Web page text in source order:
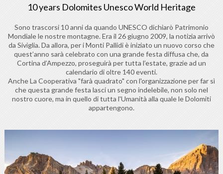
10 years Dolomites Unesco World Heritage
Sono trascorsi 10 anni da quando UNESCO dichiarò Patrimonio
Mondiale le nostre montagne. Era il 26 giugno 2009, la notizia arrivò
da Siviglia. Da allora, per i Monti Pallidi è iniziato un nuovo corso che
quest’anno sarà celebrato con una grande festa diffusa che, da
Cortina d’Ampezzo, proseguirà per tutta l’estate, grazie ad un
calendario di oltre 140 eventi.
Anche La Cooperativa "farà quadrato" con l'organizzazione per far sì
che questa grande festa lasci un segno indelebile, non solo nel
nostro cuore, ma in quello di tutta l'Umanità alla quale le Dolomiti
appartengono.